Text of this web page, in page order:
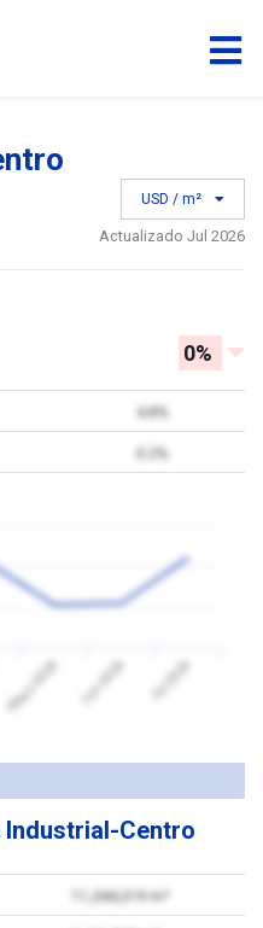
USD / m²
Actualizado Jul 2026
0%
4.8%
Mayo 2026 Jun 2026 Jul 2026
Industrial-Centro
11,344,319 m²